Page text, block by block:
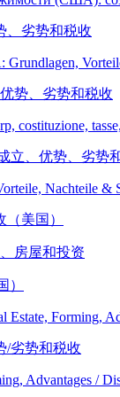
、劣势和税收
势、劣势和税收
立、优势、劣势
美国）
）
/劣势和税收